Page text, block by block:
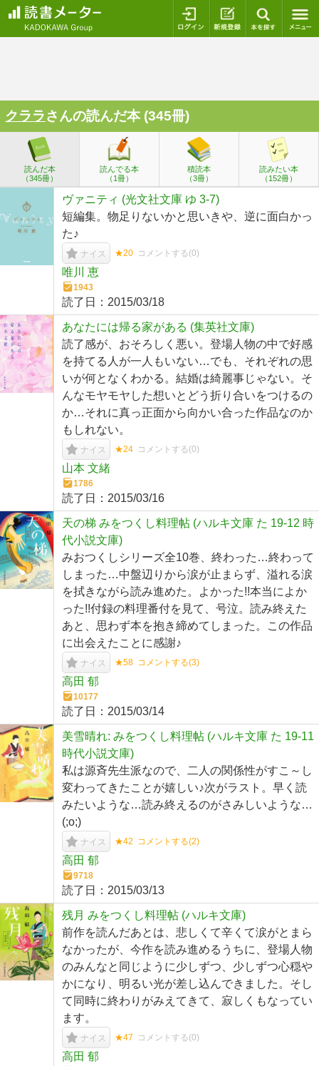
ログイン 新規登録
クララさんの読んだ本 (345冊)
読んだ本
（345冊）
読んでる本
（1冊）
積読本
（3冊）
読みたい本
（152冊）
ヴァニティ (光文社文庫 ゆ 3-7)
短編集。物足りないかと思いきや、逆に面白かっ
た♪
ナイス ★20 コメントする(0)
唯川 恵
1943
読了日： 2015/03/18
あなたには帰る家がある (集英社文庫)
読了感が、おそろしく悪い。登場人物の中で好感
を持てる人が一人もいない…でも、それぞれの思
いが何となくわかる。結婚は綺麗事じゃない。そ
んなモヤモヤした想いとどう折り合いをつけるの
か…それに真っ正面から向かい合った作品なのか
もしれない。
ナイス ★24 コメントする(0)
山本 文緒
1786
読了日： 2015/03/16
天の梯 みをつくし料理帖 (ハルキ文庫 た 19-12 時
代小説文庫)
みおつくしシリーズ全10巻、終わった…終わって
しまった…中盤辺りから涙が止まらず、溢れる涙
を拭きながら読み進めた。よかった!!本当によか
った!!付録の料理番付を見て、号泣。読み終えた
あと、思わず本を抱き締めてしまった。この作品
に出会えたことに感謝♪
ナイス ★58 コメントする(3)
高田 郁
10177
読了日： 2015/03/14
美雪晴れ: みをつくし料理帖 (ハルキ文庫 た 19-11
時代小説文庫)
私は源斉先生派なので、二人の関係性がすこ～し
変わってきたことが嬉しい♪次がラスト。早く読
みたいような…読み終えるのがさみしいような…
(;o;)
ナイス ★42 コメントする(2)
高田 郁
9718
読了日： 2015/03/13
残月 みをつくし料理帖 (ハルキ文庫)
前作を読んだあとは、悲しくて辛くて涙がとまら
なかったが、今作を読み進めるうちに、登場人物
のみんなと同じように少しずつ、少しずつ心穏や
かになり、明るい光が差し込んできました。そし
て同時に終わりがみえてきて、寂しくもなってい
ます。
ナイス ★47 コメントする(0)
高田 郁